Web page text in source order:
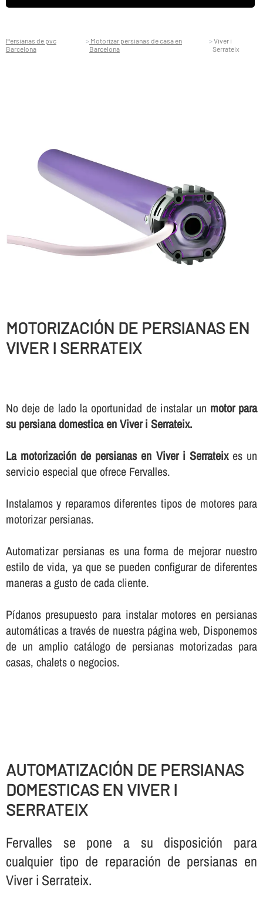
Persianas de pvc
Barcelona
Motorizar persianas de casa en
Barcelona
Viver i
Serrateix
MOTORIZACIÓN DE PERSIANAS EN
VIVER I SERRATEIX
No deje de lado la oportunidad de instalar un motor para
su persiana domestica en Viver i Serrateix.
La motorización de persianas en Viver i Serrateixes un
servicio especial que ofrece Fervalles.
Instalamos y reparamos diferentes tipos de motores para
motorizar persianas.
Automatizar persianas es una forma de mejorar nuestro
estilo de vida, ya que se pueden configurar de diferentes
maneras a gusto de cada cliente.
Pí­danos presupuesto para instalar motores en persianas
automáticas a través de nuestra página web, Disponemos
de un amplio catálogo de persianas motorizadas para
casas, chalets o negocios.
AUTOMATIZACIÓN DE PERSIANAS
DOMESTICAS EN VIVER I
SERRATEIX
Fervalles se pone a su disposición para
cualquier tipo de reparación de persianas en
Viver i Serrateix.